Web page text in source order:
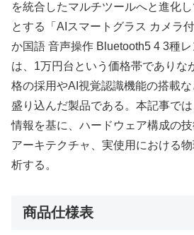
を統合したマルチツールへと進化
とする「AIスマートグラス カメラ
か国語 音声操作 Bluetooth5 4 3種レ
は、1万円台という価格帯でありな
格の採用やAI視覚認識機能の搭載
盛り込んだ製品である。本記事で
情報を基に、ハードウェア構成の
アーキテクチャ、実使用における
析する。
商品仕様表